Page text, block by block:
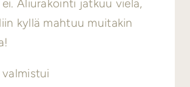
Aliurakointi jatkuu vielä,
kyllä mahtuu muitakin